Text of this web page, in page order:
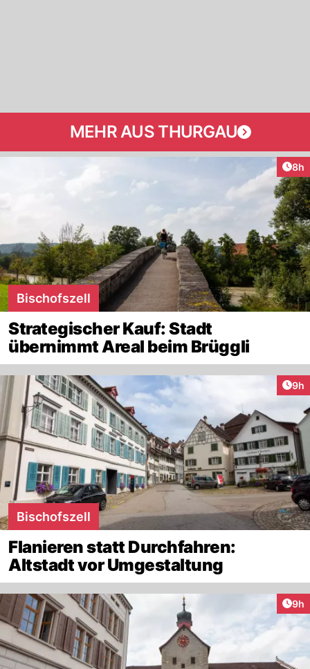
MEHR AUS THURGAU
8h
Bischofszell
Strategischer Kauf: Stadt
übernimmt Areal beim Brüggli
9h
Bischofszell
Flanieren statt Durchfahren:
Altstadt vor Umgestaltung
9h